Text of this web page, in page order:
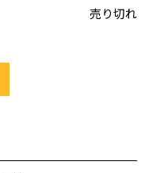
売り切れ